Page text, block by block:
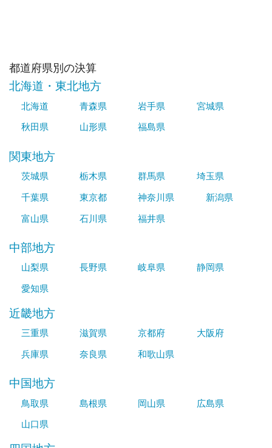
都道府県別の決算
北海道・東北地方
北海道 青森県 岩手県
宮城県
秋田県
山形県 福島県
関東地方
茨城県 栃木県 群馬県
埼玉県
千葉県
東京都 神奈川県
新潟県
富山県
石川県 福井県
中部地方
山梨県 長野県 岐阜県
静岡県
愛知県
近畿地方
三重県 滋賀県 京都府
大阪府
兵庫県
奈良県 和歌山県
中国地方
鳥取県 島根県 岡山県
広島県
山口県